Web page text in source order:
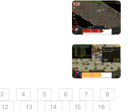
3 4 5 6 7
8
12 13 14 15
16